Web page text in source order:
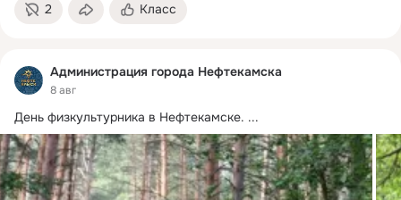
2 Класс
Администрация города Нефтекамска
8 авг
День физкультурника в Нефтекамске. ...